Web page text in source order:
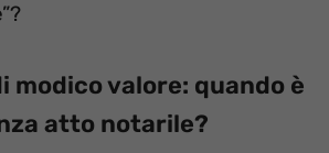
modico valore: quando è
atto notarile?